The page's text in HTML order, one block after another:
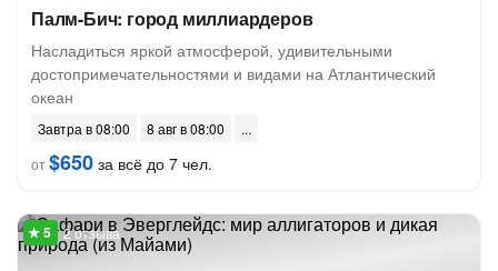
Палм-Бич: город миллиардеров
Насладиться яркой атмосферой, удивительными
достопримечательностями и видами на Атлантический
океан
Завтра в 08:00
8 авг в 08:00
от$650 за всё до 7 чел.
2 отзыва